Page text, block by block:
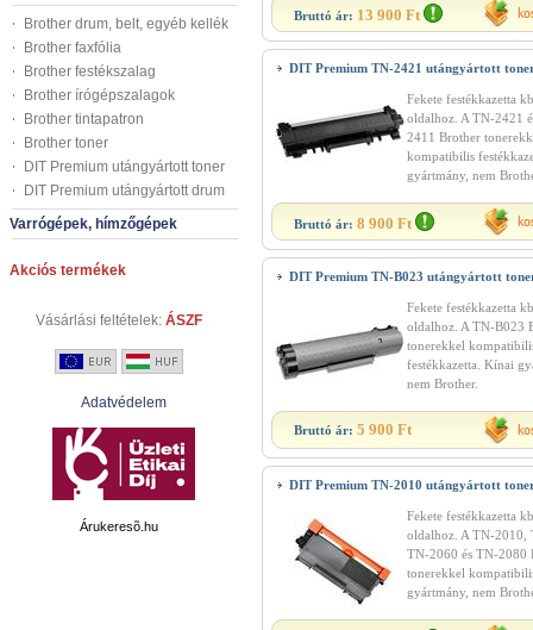
Brother drum, belt, egyéb kellék
Brother faxfólia
Brother festékszalag
Brother írógépszalagok
Brother tintapatron
Brother toner
DIT Premium utángyártott toner
DIT Premium utángyártott drum
Varrógépek, hímzőgépek
Akciós termékek
Vásárlási feltételek: ÁSZF
Adatvédelem
Árukeresõ.hu
Bruttó ár: 13 900 Ft
DIT Premium TN-2421 utángyártott
Fekete festékkazetta
oldalhoz. A TN-2421
2411 Brother
kompatibilis
gyártmány, nem
Bruttó ár: 8 900 Ft
DIT Premium TN-B023 utángyártott
Fekete festékkazetta
oldalhoz. A TN-B023
tonerekkel
festékkazetta. Kínai
nem Brother.
Bruttó ár: 5 900 Ft
DIT Premium TN-2010 utángyártott
Fekete festékkazetta
oldalhoz. A TN-2010,
TN-2060 és TN-2080
tonerekkel
gyártmány, nem